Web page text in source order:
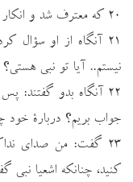
۲۰ كه معترف شد و انكار ننمود، بلكه اقرار كرد كه من مسيح نيستم.
۲۱ آنگاه از او
نيستم.. آيا تو نبي
۲۲ آنگاه بدو گفتند:
جواب بريم؟ دربارة
۲۳ گفت: من صداي
كنيد، چنانكه اشعيا نبي